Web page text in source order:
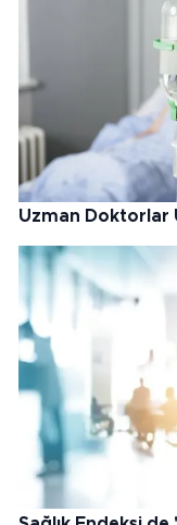
Uzman Doktorlar